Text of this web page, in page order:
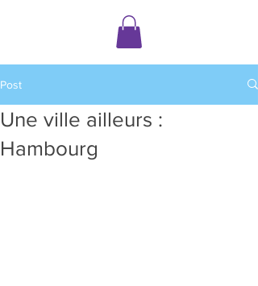
Post
Une ville ailleurs :
Hambourg